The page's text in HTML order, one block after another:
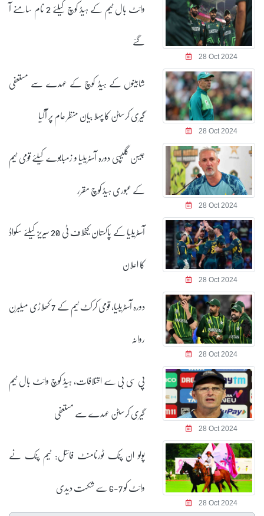
28 Oct 2024
وائٹ بال ٹیم کے ہیڈ کوچ کیلئے 2 نام سامنے آ
گئے
28 Oct 2024
شاہینوں کے ہیڈ کوچ کے عہدے سے مستعفی
گیری کرسٹن کا پہلا بیان منظر عام پر آگیا
28 Oct 2024
جیسن گلیسپی دورہ آسٹریلیا و زمبابوے کیلئے قومی ٹیم
کے عبوری ہیڈ کوچ مقرر
28 Oct 2024
آسٹریلیا کے پاکستان کیخلاف ٹی 20 سیریز کیلئے سکواڈ
کا اعلان
28 Oct 2024
دورہ آسٹریلیا، قومی کرکٹ ٹیم کے 7 کھلاڑی میلبرن
روانہ
28 Oct 2024
پی سی بی سے اختلافات، ہیڈ کوچ وائٹ بال ٹیم
گیری کرسٹن عہدے سے مستعفی
28 Oct 2024
پولو ان پنک ٹورنامنٹ فائنل: ٹیم پنک نے
وائٹ کو 7-6 سے شکست دیدی